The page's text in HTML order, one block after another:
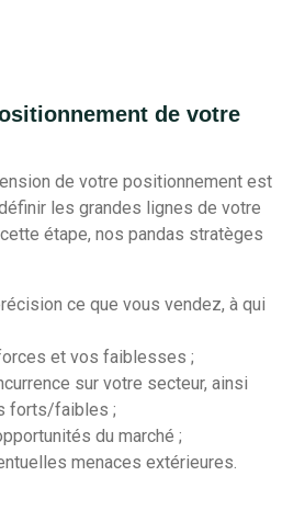
de votre
de votre positionnement est
les grandes lignes de votre
étape, nos pandas stratèges
ce que vous vendez, à qui
et vos faiblesses ;
sur votre secteur, ainsi
forts/faibles ;
du marché ;
menaces extérieures.